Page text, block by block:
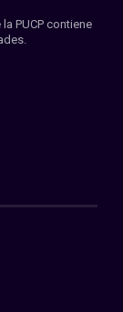
PUCP contiene